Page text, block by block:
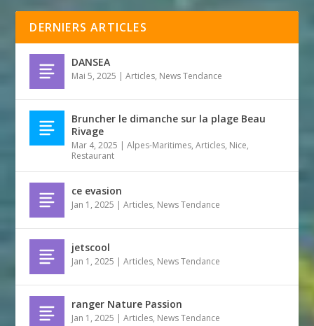
DERNIERS ARTICLES
DANSEA
Mai 5, 2025 |Articles, News Tendance
Bruncher le dimanche sur la plage Beau
Rivage
Mar 4, 2025 |Alpes-Maritimes,Articles, Nice,
Restaurant
ce evasion
Jan 1, 2025 |Articles, News Tendance
jetscool
Jan 1, 2025 |Articles, News Tendance
ranger Nature Passion
Jan 1, 2025 |Articles, News Tendance